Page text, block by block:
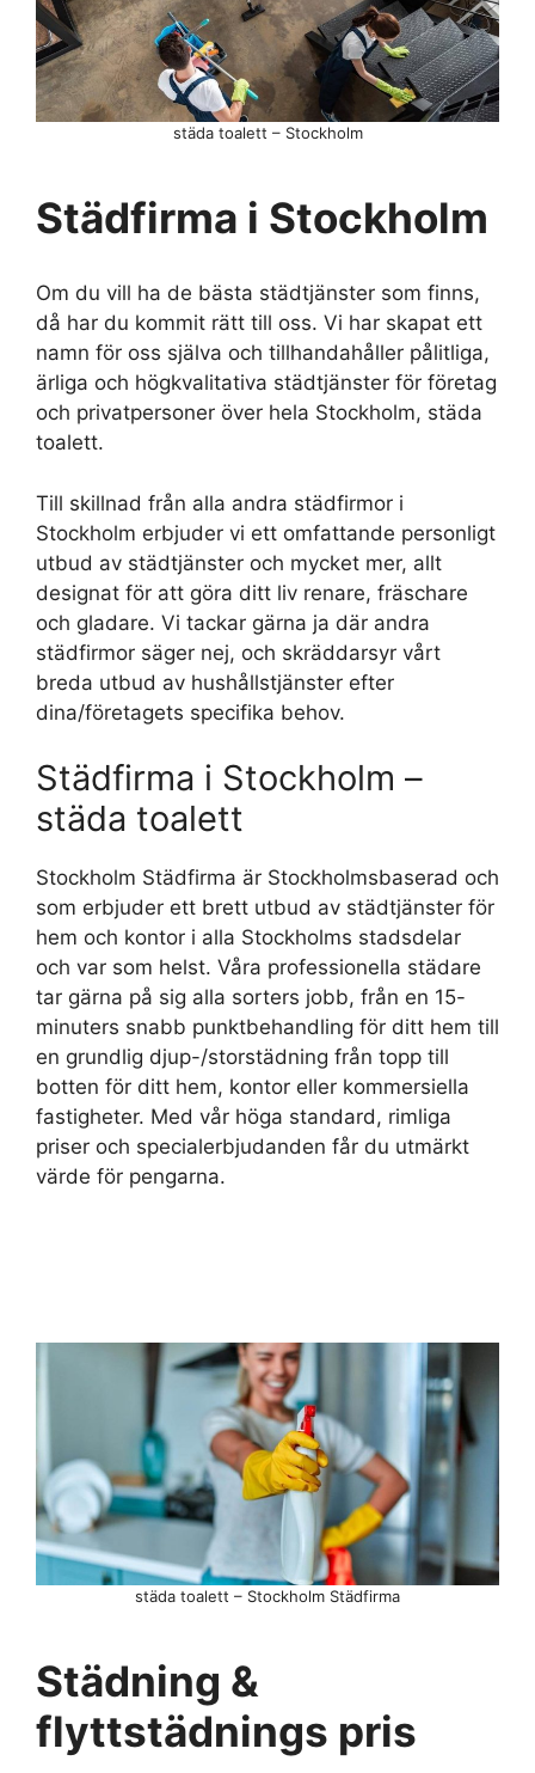
Städfirma i Stockholm
Om du vill ha de bästa städtjänster som finns,
då har du kommit rätt till oss. Vi har skapat ett
namn för oss själva och tillhandahåller pålitliga,
ärliga och högkvalitativa städtjänster för företag
och privatpersoner över hela Stockholm, städa
toalett.
Till skillnad från alla andra städfirmor i
Stockholm erbjuder vi ett omfattande personligt
utbud av städtjänster och mycket mer, allt
designat för att göra ditt liv renare, fräschare
och gladare. Vi tackar gärna ja där andra
städfirmor säger nej, och skräddarsyr vårt
breda utbud av hushållstjänster efter
dina/företagets specifika behov.
Städfirma i Stockholm –
städa toalett
Stockholm Städfirma är Stockholmsbaserad och
som erbjuder ett brett utbud av städtjänster för
hem och kontor i alla Stockholms stadsdelar
och var som helst. Våra professionella städare
tar gärna på sig alla sorters jobb, från en 15-
minuters snabb punktbehandling för ditt hem till
en grundlig djup-/storstädning från topp till
botten för ditt hem, kontor eller kommersiella
fastigheter. Med vår höga standard, rimliga
priser och specialerbjudanden får du utmärkt
värde för pengarna.
städa toalett – Stockholm
städa toalett – Stockholm Städfirma
Städning &
flyttstädnings pris